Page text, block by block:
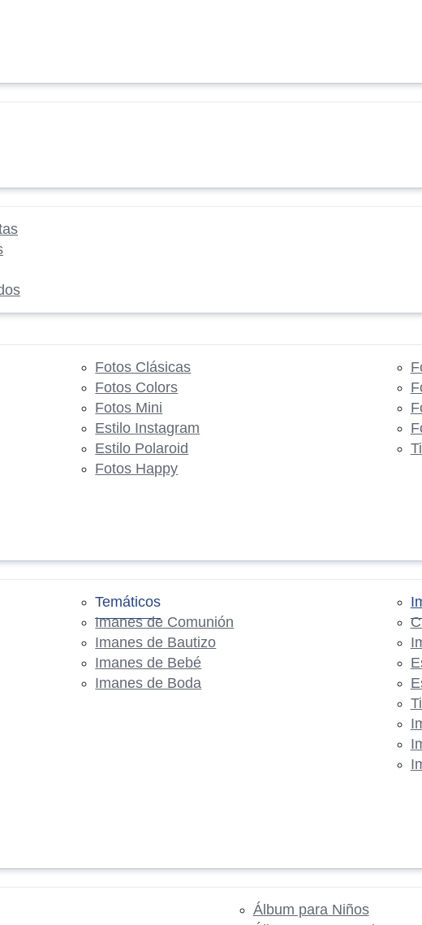
Fotos Clásicas
Fotos Colors
Fotos Mini
Estilo Instagram
Estilo Polaroid
Fotos Happy
Temáticos
Imanes de Comunión
Imanes de Bautizo
Imanes de Bebé
Imanes de Boda
Álbum para Niños